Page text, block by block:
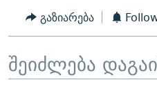
ᲐᲒᲕᲘᲡᲢᲝᲡ ᲝᲛᲘ
გაზიარება
შეიძლება